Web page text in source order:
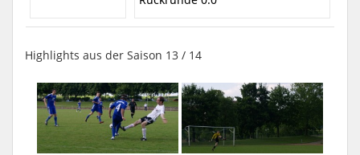
Highlights aus der Saison 13 / 14